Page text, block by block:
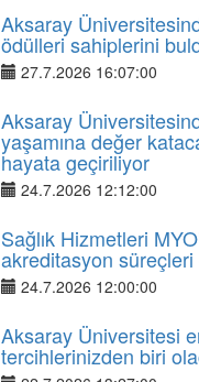
Aksaray
ödülleri sahiplerini
27.7.2026 16:07:00
Aksaray
yaşamına değer
hayata geçiriliyor
24.7.2026 12:12:00
Sağlık Hizmetleri
akreditasyon süreçleri
24.7.2026 12:00:00
Aksaray Üniversitesi
tercihlerinizden biri